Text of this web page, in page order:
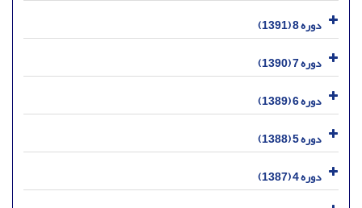
دوره 8 (1391)
دوره 7 (1390)
دوره 6 (1389)
دوره 5 (1388)
دوره 4 (1387)